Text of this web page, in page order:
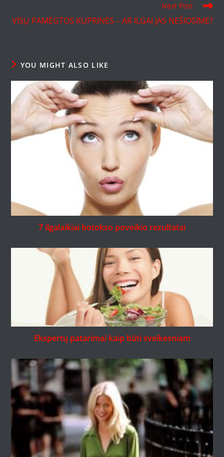
Next Post
VISŲ PAMĖGTOS KUPRINĖS – AR ILGAI JAS NEŠIOSIME?
YOU MIGHT ALSO LIKE
7 ilgalaikiai botokso poveikio rezultatai
Ekspertų patarimai kaip būti sveikesniam